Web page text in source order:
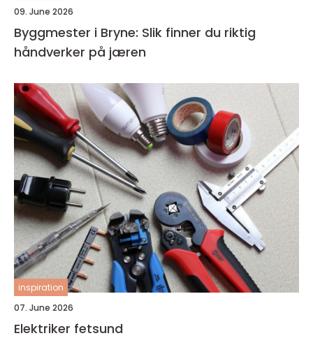
09. June 2026
Byggmester i Bryne: Slik finner du riktig
håndverker på jæren
inspiration
07. June 2026
Elektriker fetsund